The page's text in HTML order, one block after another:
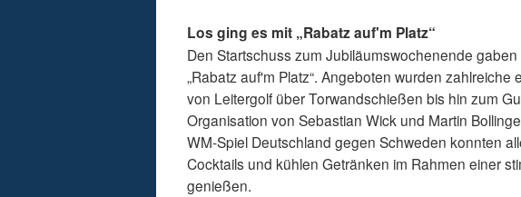
Los ging es mit „Rabatz auf'm Platz“
Den Startschuss zum Jubiläumswochenende
„Rabatz auf'm Platz“. Angeboten wurden
von Leitergolf über Torwandschießen bis hin zum
Organisation von Sebastian Wick und Martin
WM-Spiel Deutschland gegen Schweden konnten
Cocktails und kühlen Getränken im Rahmen einer
genießen.